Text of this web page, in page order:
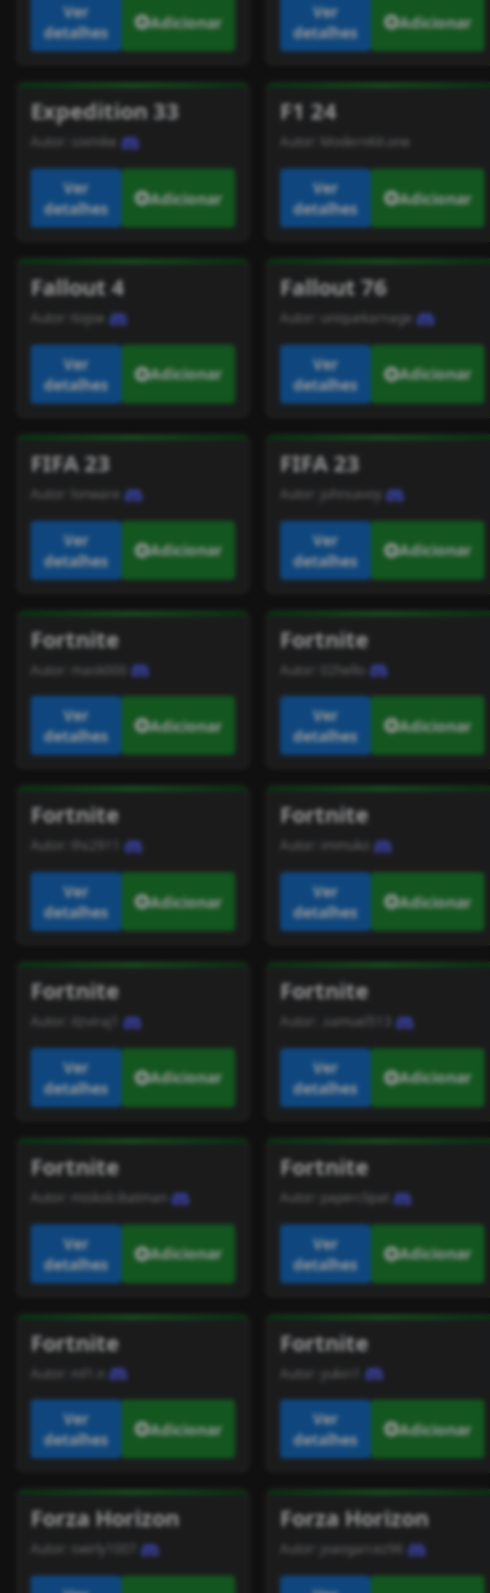
Ver
detalhes
Adicionar
Ver
detalhes
Adicionar
Expedition 33
Autor: sixmike
Ver
detalhes
Adicionar
F1 24
Autor: ModernKit.one
Ver
detalhes
Adicionar
Fallout 4
Autor: tiojoe
Ver
detalhes
Adicionar
Fallout 76
Autor: uniquekarnage
Ver
detalhes
Adicionar
FIFA 23
Autor: lonware
Ver
detalhes
Adicionar
FIFA 23
Autor: johnsavoy
Ver
detalhes
Adicionar
Fortnite
Autor: mask000
Ver
detalhes
Adicionar
Fortnite
Autor: 02hello
Ver
detalhes
Adicionar
Fortnite
Autor:
Ver
detalhes
Adicionar
Fortnite
Autor: immuko
Ver
detalhes
Adicionar
Fortnite
Autor: itzviraj1
Ver
detalhes
Adicionar
Fortnite
Autor: .samuel513
Ver
detalhes
Adicionar
Fortnite
Autor: miskolcibatman
Ver
detalhes
Adicionar
Fortnite
Autor: paperclipat
Ver
detalhes
Adicionar
Fortnite
Autor:
Ver
detalhes
Adicionar
Fortnite
Autor: yukiri1
Ver
detalhes
Adicionar
Forza Horizon
swirly1007
Forza Horizon
joaogarcez96